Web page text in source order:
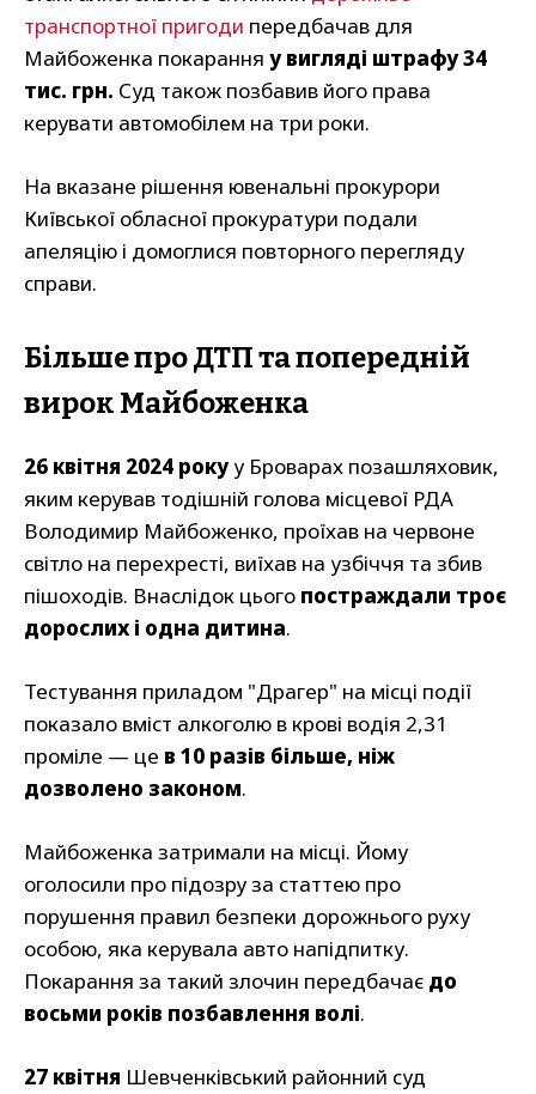
транспортної пригоди передбачав для
Майбоженка покарання у вигляді штрафу 34
тис. грн. Суд також позбавив його права
керувати автомобілем на три роки.
На вказане рішення ювенальні прокурори
Київської обласної прокуратури подали
апеляцію і домоглися повторного перегляду
справи.
Більше про ДТП та попередній
вирок Майбоженка
26 квітня 2024 рокуу Броварах позашляховик,
яким керував тодішній голова місцевої РДА
Володимир Майбоженко, проїхав на червоне
світло на перехресті, виїхав на узбіччя та збив
пішоходів. Внаслідок цього постраждали троє
дорослих і одна дитина.
Тестування приладом "Драгер" на місці події
показало вміст алкоголю в крові водія 2,31
проміле — це в 10 разів більше, ніж
дозволено законом.
Майбоженка затримали на місці. Йому
оголосили про підозру за статтею про
порушення правил безпеки дорожнього руху
особою, яка керувала авто напідпитку.
Покарання за такий злочин передбачає до
восьми років позбавлення волі.
27 квітня Шевченківський районний суд